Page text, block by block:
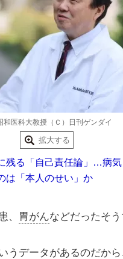
和医科大教授（Ｃ）日刊ゲンダイ
拡大する
残る「自己責任論」…病気
は「本人のせい」か
、
胃がんなどだったそう
うデータがあるのだから